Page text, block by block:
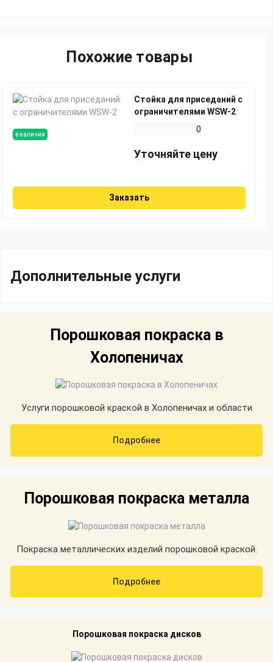
Похожие товары
в наличии
Стойка для приседаний с
ограничителями WSW-2
0
Уточняйте цену
Заказать
Дополнительные услуги
Порошковая покраска в
Холопеничах
Услуги порошковой краской в Холопеничах и области
Подробнее
Порошковая покраска металла
Покраска металлических изделий порошковой краской.
Подробнее
Порошковая покраска дисков